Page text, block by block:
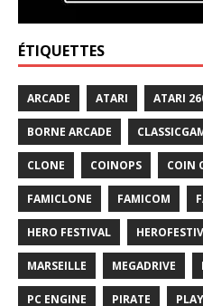
ÉTIQUETTES
ARCADE ATARI ATARI
BORNE ARCADE
CLONE COINOPS COIN
FAMICLONE FAMICOM
HERO FESTIVAL
MARSEILLE MEGADRIVE
PC ENGINE PIRATE